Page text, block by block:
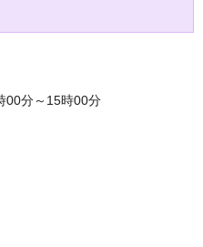
00分～15時00分